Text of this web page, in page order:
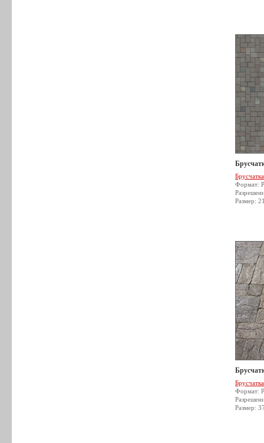
Брусчатка
Формат:
Размер:
Брусчатка
Формат:
Размер: